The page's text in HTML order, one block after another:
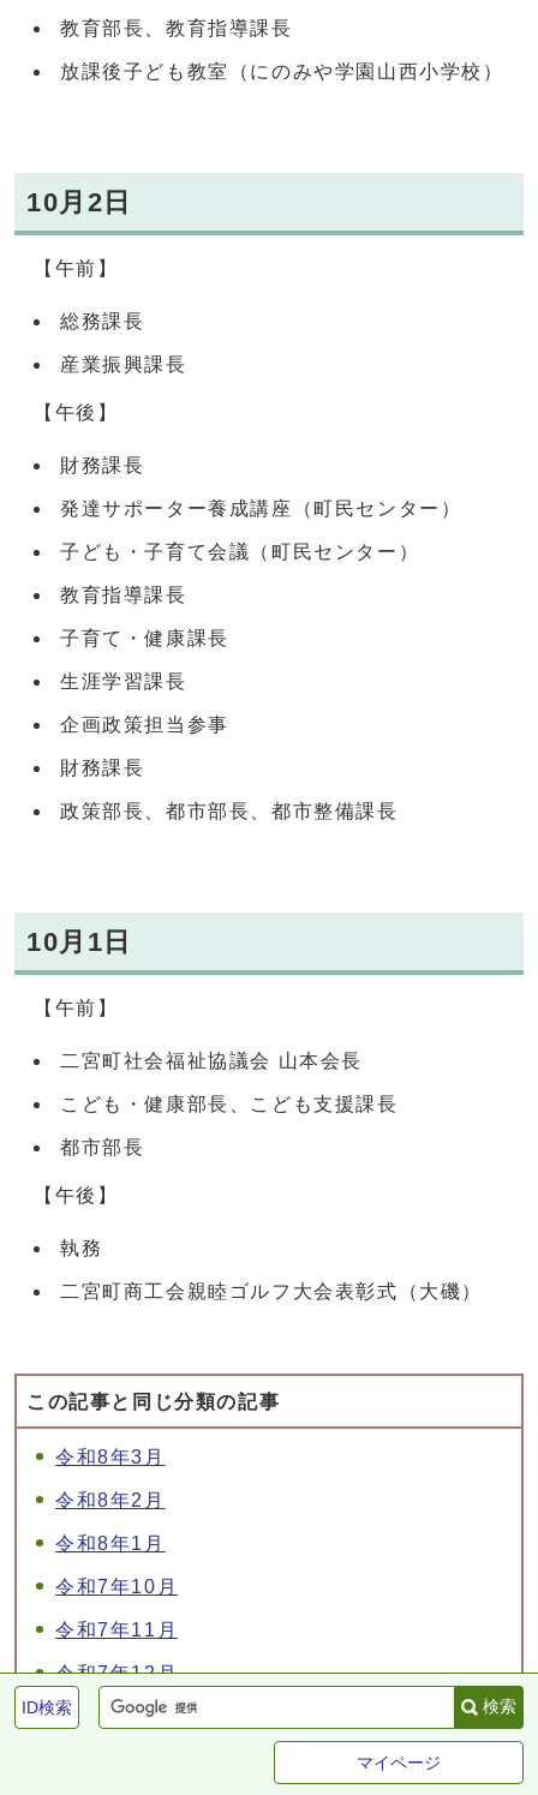
ID検索 検索
マイページ
教育部長、教育指導課長
放課後子ども教室（にのみや学園山西小学校）
10月2日
【午前】
総務課長
産業振興課長
【午後】
財務課長
発達サポーター養成講座（町民センター）
子ども・子育て会議（町民センター）
教育指導課長
子育て・健康課長
生涯学習課長
企画政策担当参事
財務課長
政策部長、都市部長、都市整備課長
10月1日
【午前】
二宮町社会福祉協議会 山本会長
こども・健康部長、こども支援課長
都市部長
【午後】
執務
二宮町商工会親睦ゴルフ大会表彰式（大磯）
この記事と同じ分類の記事
令和8年3月
令和8年2月
令和8年1月
令和7年10月
令和7年11月
令和7年12月
令和7年9月